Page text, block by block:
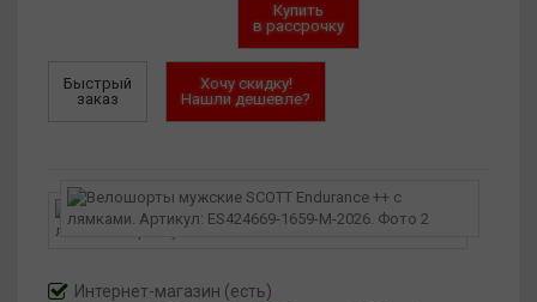
Купить
в рассрочку
Быстрый
заказ
Хочу скидку!
Нашли дешевле?
Интернет-магазин (есть)